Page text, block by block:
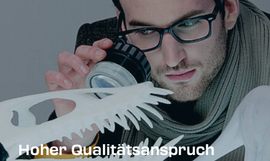
Hoher Qualitätsanspruch